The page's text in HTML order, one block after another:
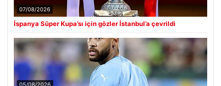
07/08/2026
İspanya Süper Kupa’sı için gözler İstanbul’a çevrildi